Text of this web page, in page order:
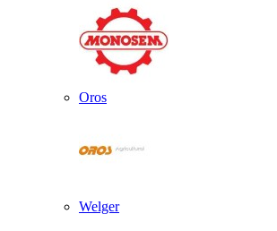
Oros
Welger